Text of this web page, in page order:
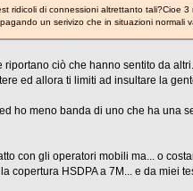
di connessioni altrettanto tali?Cioe
un serivizo che in situazioni
ciò che hanno sentito da
ed allora ti limiti ad insultare la
ho meno banda di uno che ha una
con gli operatori mobili ma... o
copertura HSDPA a 7M... e da miei